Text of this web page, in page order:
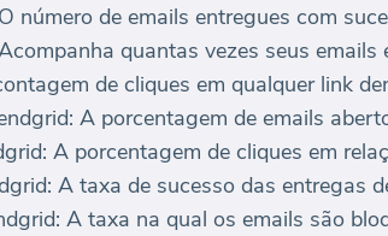
número de emails entregues com
quantas vezes seus
de cliques em qualquer link
A porcentagem de emails
A porcentagem de cliques em
A taxa de sucesso das entregas
A taxa na qual os emails são